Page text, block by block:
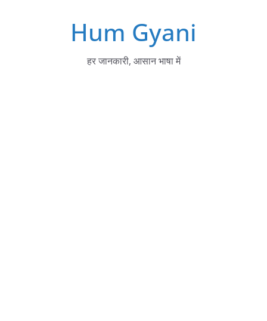
Hum Gyani
हर जानकारी, आसान भाषा में